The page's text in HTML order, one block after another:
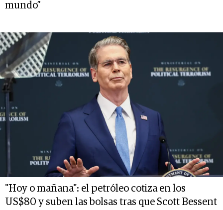
mundo”
"Hoy o mañana": el petróleo cotiza en los
US$80 y suben las bolsas tras que Scott Bessent